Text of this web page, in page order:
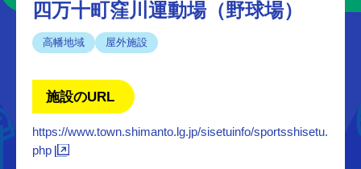
四万十町窪川運動場（野球場）
高幡地域 屋外施設
施設のURL
https://www.town.shimanto.lg.jp/sisetuinfo/sportsshisetu.
php